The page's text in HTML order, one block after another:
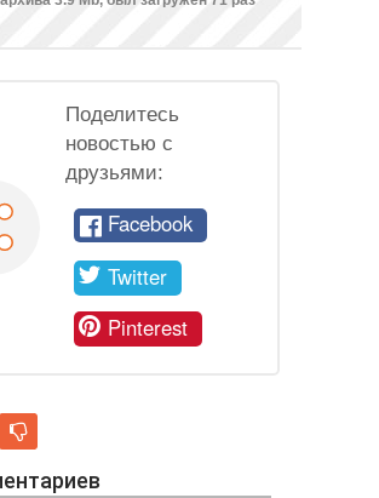
Поделитесь
новостью с
друзьями:
Facebook
Twitter
Pinterest